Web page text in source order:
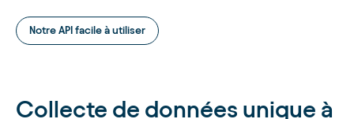
Notre API facile à utiliser
Collecte de données unique à